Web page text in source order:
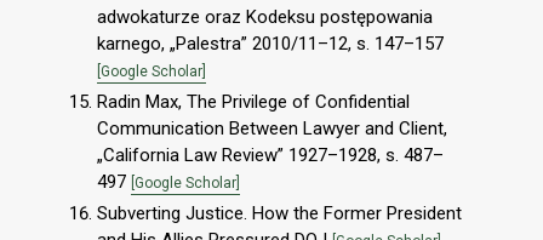
adwokaturze oraz Kodeksu postępowania
karnego, „Palestra” 2010/11–12, s. 147–157
[Google Scholar]
Radin Max, The Privilege of Confidential
Communication Between Lawyer and Client,
„California Law Review” 1927–1928, s. 487–
497 [Google Scholar]
Subverting Justice. How the Former President